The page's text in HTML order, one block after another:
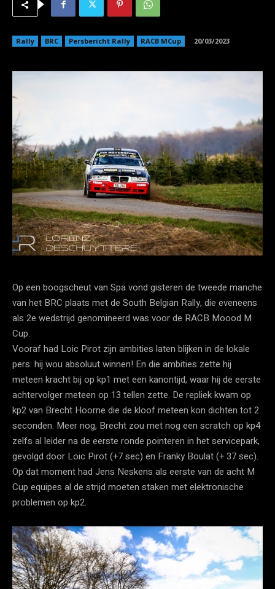
Rally BRC Persbericht Rally RACB MCup 20/03/2023
Op een boogscheut van Spa vond gisteren de tweede manche
van het BRC plaats met de South Belgian Rally, die eveneens
als 2e wedstrijd genomineerd was voor de RACB Moood M
Cup.
Vooraf had Loic Pirot zijn ambities laten blijken in de lokale
pers: hij wou absoluut winnen! En die ambities zette hij
meteen kracht bij op kp1 met een kanontijd, waar hij de eerste
achtervolger meteen op 13 tellen zette. De repliek kwam op
kp2 van Brecht Hoorne die de kloof meteen kon dichten tot 2
seconden. Meer nog, Brecht zou met nog een scratch op kp4
zelfs al leider na de eerste ronde pointeren in het servicepark,
gevolgd door Loic Pirot (+7 sec) en Franky Boulat (+ 37 sec).
Op dat moment had Jens Neskens als eerste van de acht M
Cup equipes al de strijd moeten staken met elektronische
problemen op kp2.